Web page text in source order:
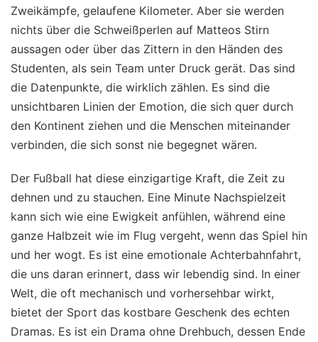
Zweikämpfe, gelaufene Kilometer. Aber sie werden
nichts über die Schweißperlen auf Matteos Stirn
aussagen oder über das Zittern in den Händen des
Studenten, als sein Team unter Druck gerät. Das sind
die Datenpunkte, die wirklich zählen. Es sind die
unsichtbaren Linien der Emotion, die sich quer durch
den Kontinent ziehen und die Menschen miteinander
verbinden, die sich sonst nie begegnet wären.
Der Fußball hat diese einzigartige Kraft, die Zeit zu
dehnen und zu stauchen. Eine Minute Nachspielzeit
kann sich wie eine Ewigkeit anfühlen, während eine
ganze Halbzeit wie im Flug vergeht, wenn das Spiel hin
und her wogt. Es ist eine emotionale Achterbahnfahrt,
die uns daran erinnert, dass wir lebendig sind. In einer
Welt, die oft mechanisch und vorhersehbar wirkt,
bietet der Sport das kostbare Geschenk des echten
Dramas. Es ist ein Drama ohne Drehbuch, dessen Ende